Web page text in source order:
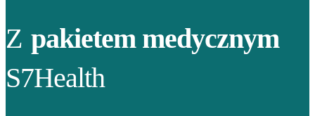
Z pakietem medycznym
S7Health